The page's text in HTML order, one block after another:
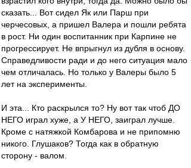
сказать... Вот сидел Як или Парш при
черчесовых, а пришел Валера и пошли ребята
в рост. Ни один воспитанник при Карпине не
прогрессирует. Не впрыгнул из дубля в основу.
Справедливости ради и до него ситуация мало
чем отличалась. Но только у Валеры было 5
лет на эксперименты.
И эта... Кто раскрылся то? Ну вот так чтоб ДО
НЕГО играл хуже, а У НЕГО, заиграл лучше.
Кроме с натяжкой Комбарова и не припомню
никого. Глушаков? Тогда как в обратную
сторону - валом.